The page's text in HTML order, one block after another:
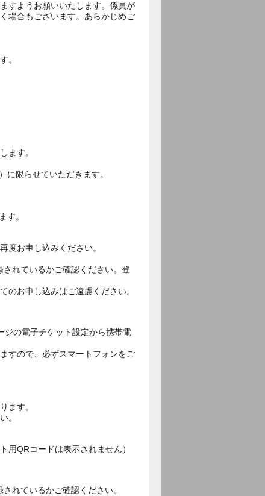
すようお願いいたします。係員が
場合もございます。あらかじめご
。
ます。
限らせていただきます。
す。
度お申し込みください。
れているかご確認ください。登
お申し込みはご遠慮ください。
ジの電子チケット設定から携帯電
すので、必ずスマートフォンをご
ます。
。
QRコードは表示されません）
れているかご確認ください。